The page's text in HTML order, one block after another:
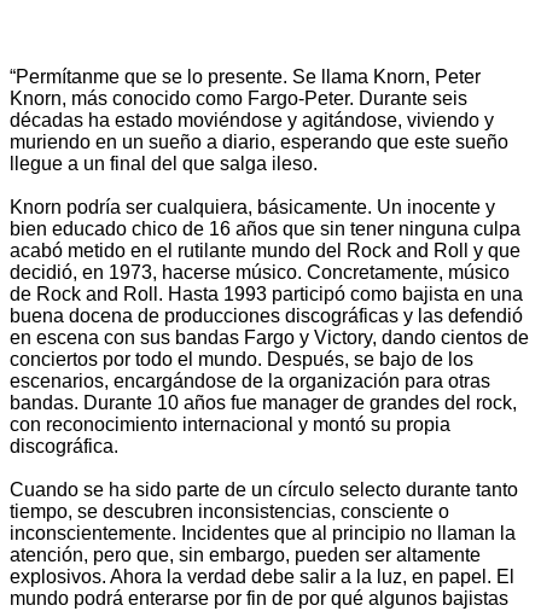
“Permítanme que se lo presente. Se llama Knorn, Peter
Knorn, más conocido como Fargo-Peter. Durante seis
décadas ha estado moviéndose y agitándose, viviendo y
muriendo en un sueño a diario, esperando que este sueño
llegue a un final del que salga ileso.
Knorn podría ser cualquiera, básicamente. Un inocente y
bien educado chico de 16 años que sin tener ninguna culpa
acabó metido en el rutilante mundo del Rock and Roll y que
decidió, en 1973, hacerse músico. Concretamente, músico
de Rock and Roll. Hasta 1993 participó como bajista en una
buena docena de producciones discográficas y las defendió
en escena con sus bandas Fargo y Victory, dando cientos de
conciertos por todo el mundo. Después, se bajo de los
escenarios, encargándose de la organización para otras
bandas. Durante 10 años fue manager de grandes del rock,
con reconocimiento internacional y montó su propia
discográfica.
Cuando se ha sido parte de un círculo selecto durante tanto
tiempo, se descubren inconsistencias, consciente o
inconscientemente. Incidentes que al principio no llaman la
atención, pero que, sin embargo, pueden ser altamente
explosivos. Ahora la verdad debe salir a la luz, en papel. El
mundo podrá enterarse por fin de por qué algunos bajistas